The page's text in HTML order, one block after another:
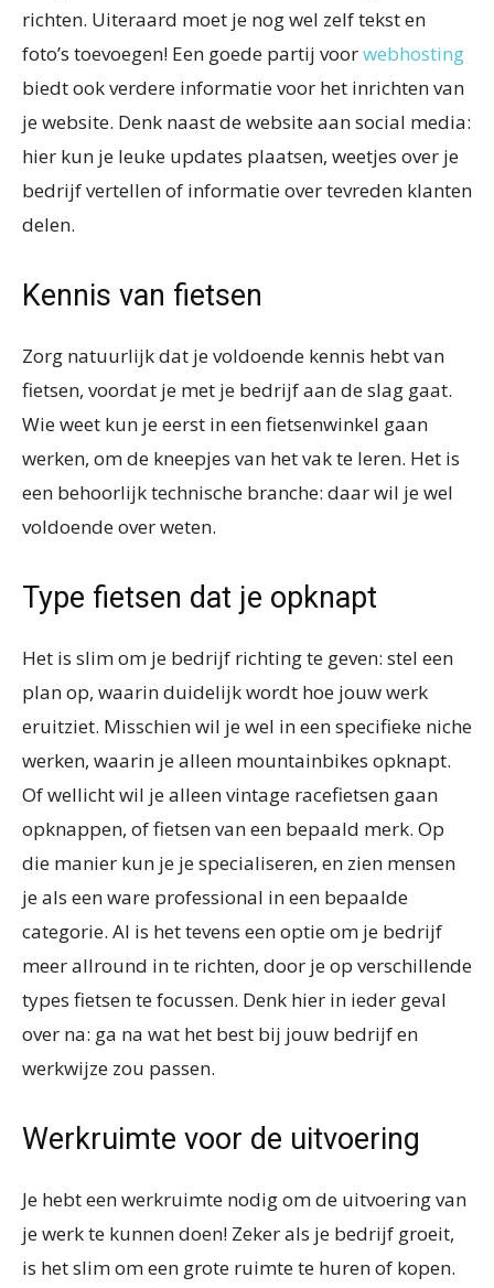
richten. Uiteraard moet je nog wel zelf tekst en
foto’s toevoegen! Een goede partij voorwebhosting
biedt ook verdere informatie voor het inrichten van
je website. Denk naast de website aan social media:
hier kun je leuke updates plaatsen, weetjes over je
bedrijf vertellen of informatie over tevreden klanten
delen.
Kennis van fietsen
Zorg natuurlijk dat je voldoende kennis hebt van
fietsen, voordat je met je bedrijf aan de slag gaat.
Wie weet kun je eerst in een fietsenwinkel gaan
werken, om de kneepjes van het vak te leren. Het is
een behoorlijk technische branche: daar wil je wel
voldoende over weten.
Type fietsen dat je opknapt
Het is slim om je bedrijf richting te geven: stel een
plan op, waarin duidelijk wordt hoe jouw werk
eruitziet. Misschien wil je wel in een specifieke niche
werken, waarin je alleen mountainbikes opknapt.
Of wellicht wil je alleen vintage racefietsen gaan
opknappen, of fietsen van een bepaald merk. Op
die manier kun je je specialiseren, en zien mensen
je als een ware professional in een bepaalde
categorie. Al is het tevens een optie om je bedrijf
meer allround in te richten, door je op verschillende
types fietsen te focussen. Denk hier in ieder geval
over na: ga na wat het best bij jouw bedrijf en
werkwijze zou passen.
Werkruimte voor de uitvoering
Je hebt een werkruimte nodig om de uitvoering van
je werk te kunnen doen! Zeker als je bedrijf groeit,
is het slim om een grote ruimte te huren of kopen.